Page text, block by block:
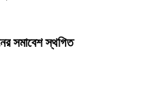
সমাবেশ স্থগিত